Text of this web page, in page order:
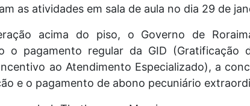
as atividades em sala de aula no dia 29 de
acima do piso, o Governo de
o pagamento regular da GID
ao Atendimento Especializado), a
e o pagamento de abono pecuniário